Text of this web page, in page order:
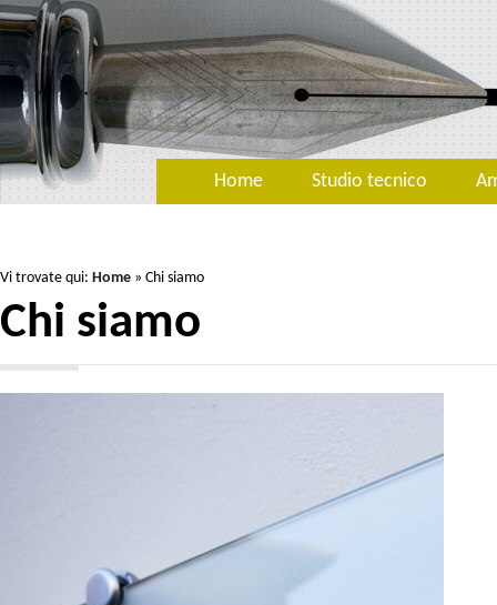
Home Studio tecnico
Vi trovate qui: Home » Chi siamo
Chi siamo